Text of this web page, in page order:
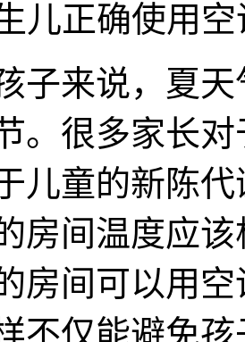
正确使用空
来说，夏天
。很多家长
儿童的新陈
房间温度应
房间可以用
不仅能避免